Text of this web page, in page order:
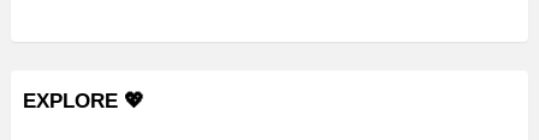
EXPLORE 💖